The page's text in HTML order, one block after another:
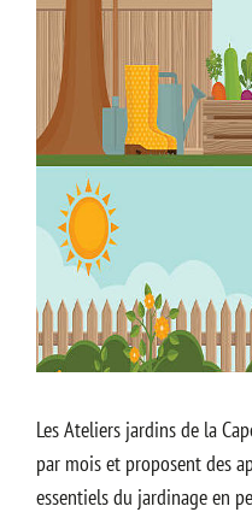
Les Ateliers jardins de la
par mois et proposent des
essentiels du jardinage en